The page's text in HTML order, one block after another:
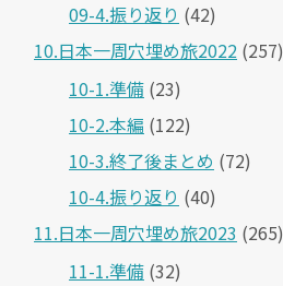
09-4.振り返り (42)
10.日本一周穴埋め旅2022 (257)
10-1.準備 (23)
10-2.本編 (122)
10-3.終了後まとめ (72)
10-4.振り返り (40)
11.日本一周穴埋め旅2023 (265)
11-1.準備 (32)